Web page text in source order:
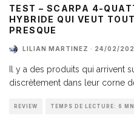
TEST – SCARPA 4-
HYBRIDE QUI VEUT
PRESQUE
LILIAN MARTINEZ · 24/02/
Il y a des produits qui arrivent
discrètement dans leur corne
REVIEW TEMPS DE LECTURE: 6 MN